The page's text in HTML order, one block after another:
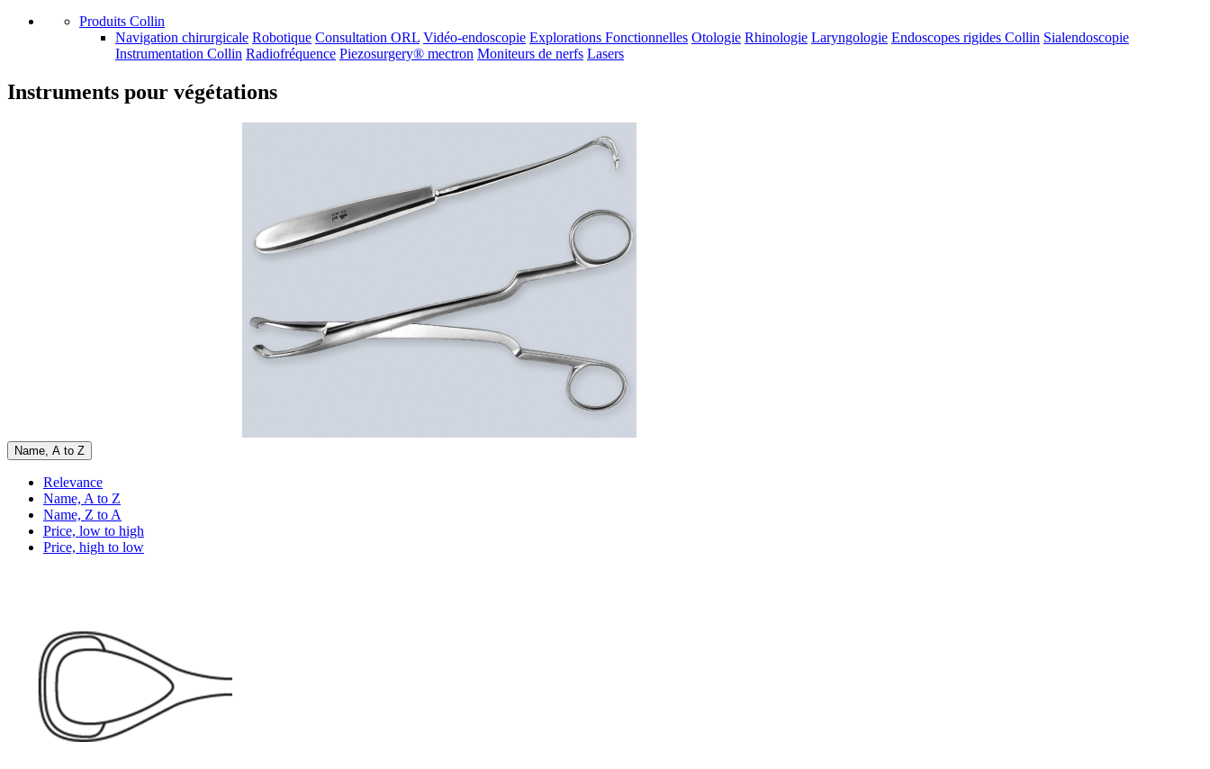
Produits Collin
Navigation chirurgicale Robotique Consultation ORL Vidéo-endoscopie Explorations Fonctionnelles Otologie Rhinologie Laryngologie Endoscopes rigides Collin Sialendoscopie
Instrumentation Collin Radiofréquence Piezosurgery® mectron Moniteurs de nerfs Lasers
Instruments pour végétations
Name, A to Z
Relevance
Name, A to Z
Name, Z to A
Price, low to high
Price, high to low